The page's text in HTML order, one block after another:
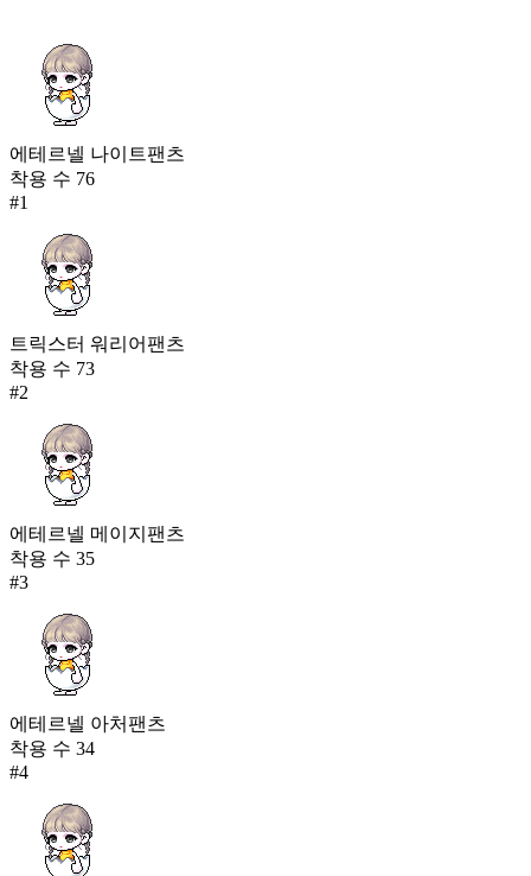
에테르넬 나이트팬츠
착용 수 76
#1
트릭스터 워리어팬츠
착용 수 73
#2
에테르넬 메이지팬츠
착용 수 35
#3
에테르넬 아처팬츠
착용 수 34
#4